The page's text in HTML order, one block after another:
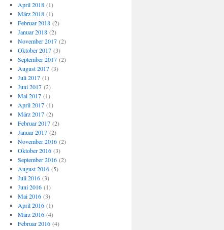
April 2018(1)
März 2018(1)
Februar 2018(2)
Januar 2018(2)
November 2017(2)
Oktober 2017(3)
September 2017(2)
August 2017(3)
Juli 2017(1)
Juni 2017(2)
Mai 2017(1)
April 2017(1)
März 2017(2)
Februar 2017(2)
Januar 2017(2)
November 2016(2)
Oktober 2016(3)
September 2016(2)
August 2016(5)
Juli 2016(3)
Juni 2016(1)
Mai 2016(3)
April 2016(1)
März 2016(4)
Februar 2016(4)